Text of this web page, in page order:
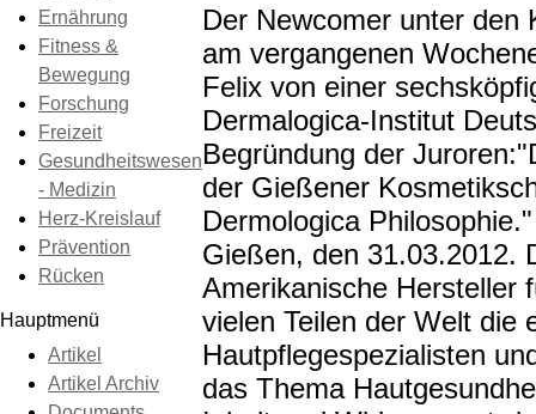
Ernährung
Fitness &
Bewegung
Forschung
Freizeit
Gesundheitswesen
- Medizin
Herz-Kreislauf
Prävention
Rücken
Hauptmenü
Artikel
Artikel Archiv
Der Newcomer unter den
am vergangenen
Felix von einer
Dermalogica-Institut
Begründung der
der Gießener
Dermologica Philosophie."
Gießen, den 31.03.2012.
Amerikanische Hersteller
vielen Teilen der Welt die
Hautpflegespezialisten
das Thema